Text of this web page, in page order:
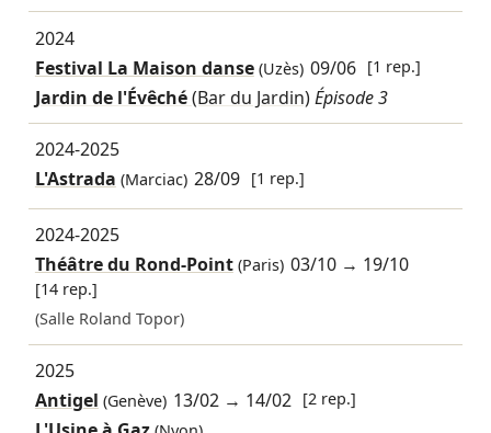
2024
Festival La Maison danse(Uzès) 09/06 [1 rep.]
Jardin de l'Évêché(Bar du Jardin)Épisode 3
2024-2025
L'Astrada (Marciac) 28/09 [1 rep.]
2024-2025
Théâtre du Rond-Point(Paris) 03/10 → 19/10
[14 rep.]
(Salle Roland Topor)
2025
Antigel (Genève) 13/02 → 14/02 [2 rep.]